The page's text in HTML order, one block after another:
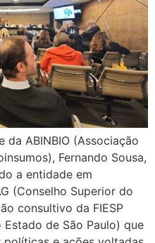
da ABINBIO (Associação
Fernando Sousa,
a entidade em
(Conselho Superior do
consultivo da FIESP
de São Paulo) que